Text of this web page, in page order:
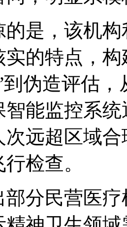
的是，该机
实的特点，
到伪造评估
智能监控系
次远超区域
检查。
部分民营医